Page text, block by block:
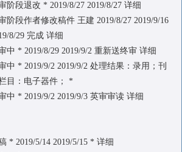
阶段退改 * 2019/8/27 2019/8/27 详细
阶段作者修改稿件 王建 2019/8/27 2019/9/16
8/29 完成 详细
中 * 2019/8/29 2019/9/2 重新送终审 详细
中 * 2019/9/2 2019/9/2 处理结果：录用；刊
目：电子器件； *
中 * 2019/9/2 2019/9/3 英审审读 详细
* 2019/5/14 2019/5/15 * 详细